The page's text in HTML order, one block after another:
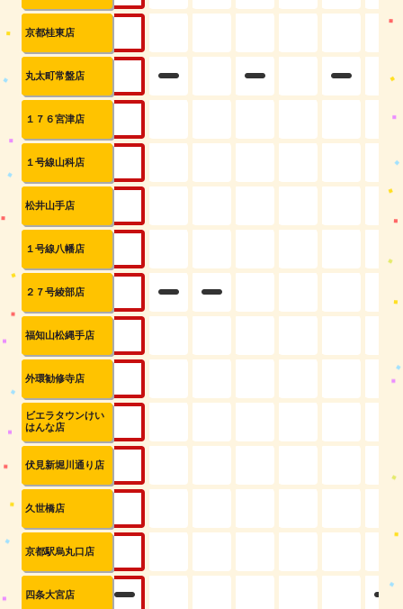
京都桂東店
丸太町常盤店
１７６宮津店
１号線山科店
松井山手店
１号線八幡店
２７号綾部店
福知山松縄手店
外環勧修寺店
ビエラタウンけい
はんな店
伏見新堀川通り店
久世橋店
京都駅烏丸口店
四条大宮店